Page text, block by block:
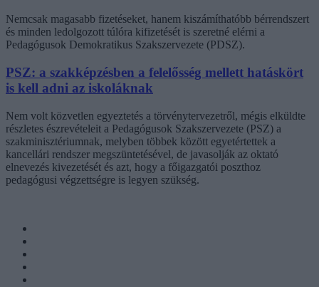
Nemcsak magasabb fizetéseket, hanem kiszámíthatóbb bérrendszert
és minden ledolgozott túlóra kifizetését is szeretné elérni a
Pedagógusok Demokratikus Szakszervezete (PDSZ).
PSZ: a szakképzésben a felelősség mellett hatáskört
is kell adni az iskoláknak
Nem volt közvetlen egyeztetés a törvénytervezetről, mégis elküldte
részletes észrevételeit a Pedagógusok Szakszervezete (PSZ) a
szakminisztériumnak, melyben többek között egyetértettek a
kancellári rendszer megszüntetésével, de javasolják az oktató
elnevezés kivezetését és azt, hogy a főigazgatói poszthoz
pedagógusi végzettségre is legyen szükség.